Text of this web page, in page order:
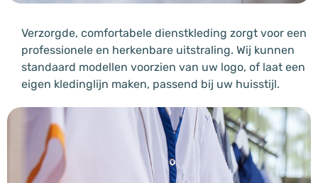
Verzorgde, comfortabele dienstkleding zorgt voor een
professionele en herkenbare uitstraling. Wij kunnen
standaard modellen voorzien van uw logo, of laat een
eigen kledinglijn maken, passend bij uw huisstijl.